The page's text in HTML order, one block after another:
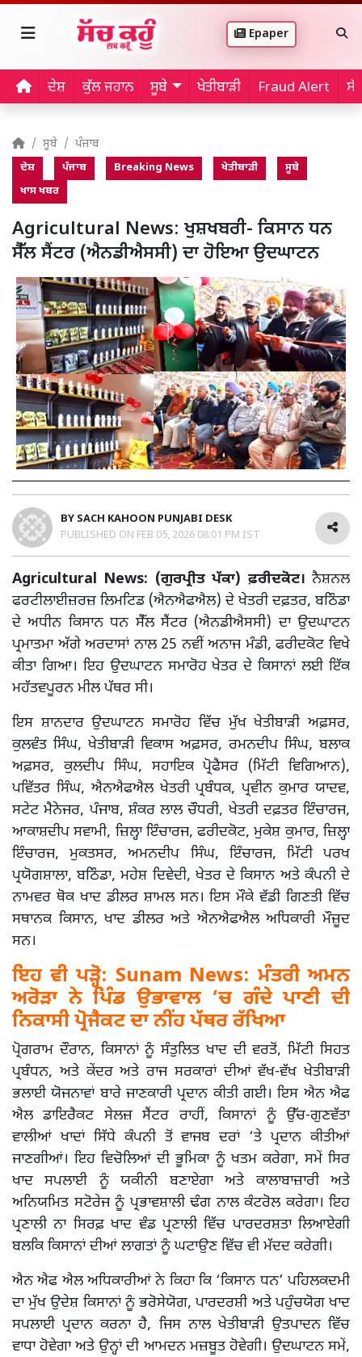
Epaper
ਦੇਸ਼ ਕੁੱਲ ਜਹਾਨ ਸੂਬੇ ਖੇਤੀਬਾੜੀ Fraud Alert
ਸੂਬੇ ਪੰਜਾਬ
ਦੇਸ਼ ਪੰਜਾਬ Breaking News ਖੇਤੀਬਾੜੀ
ਸੂਬੇ
ਖਾਸ ਖਬਰ
Agricultural News: ਖੁਸ਼ਖਬਰੀ- ਕਿਸਾਨ ਧਨ
ਸੈੱਲ ਸੈਂਟਰ (ਐਨਡੀਐਸਸੀ) ਦਾ ਹੋਇਆ ਉਦਘਾਟਨ
BY SACH KAHOON PUNJABI DESK
PUBLISHED ON FEB 05, 2026 08:01 PM IST
Agricultural News: (ਗੁਰਪ੍ਰੀਤ ਪੱਕਾ) ਫ਼ਰੀਦਕੋਟ। ਨੈਸ਼ਨਲ
ਫਰਟੀਲਾਈਜ਼ਰਜ਼ ਲਿਮਟਿਡ (ਐਨਐਫਐਲ) ਦੇ ਖੇਤਰੀ ਦਫ਼ਤਰ, ਬਠਿੰਡਾ
ਦੇ ਅਧੀਨ ਕਿਸਾਨ ਧਨ ਸੈੱਲ ਸੈਂਟਰ (ਐਨਡੀਐਸਸੀ) ਦਾ ਉਦਘਾਟਨ
ਪ੍ਰਮਾਤਮਾ ਅੱਗੇ ਅਰਦਾਸਾਂ ਨਾਲ 25 ਨਵੀਂ ਅਨਾਜ ਮੰਡੀ, ਫਰੀਦਕੋਟ ਵਿਖੇ
ਕੀਤਾ ਗਿਆ। ਇਹ ਉਦਘਾਟਨ ਸਮਾਰੋਹ ਖੇਤਰ ਦੇ ਕਿਸਾਨਾਂ ਲਈ ਇੱਕ
ਮਹੱਤਵਪੂਰਨ ਮੀਲ ਪੱਥਰ ਸੀ।
ਇਸ ਸ਼ਾਨਦਾਰ ਉਦਘਾਟਨ ਸਮਾਰੋਹ ਵਿੱਚ ਮੁੱਖ ਖੇਤੀਬਾੜੀ ਅਫ਼ਸਰ,
ਕੁਲਵੰਤ ਸਿੰਘ, ਖੇਤੀਬਾੜੀ ਵਿਕਾਸ ਅਫ਼ਸਰ, ਰਮਨਦੀਪ ਸਿੰਘ, ਬਲਾਕ
ਅਫ਼ਸਰ, ਕੁਲਦੀਪ ਸਿੰਘ, ਸਹਾਇਕ ਪ੍ਰੋਫੈਸਰ (ਮਿੱਟੀ ਵਿਗਿਆਨ),
ਪਵਿੱਤਰ ਸਿੰਘ, ਐਨਐਫਐਲ ਖੇਤਰੀ ਪ੍ਰਬੰਧਕ, ਪ੍ਰਵੀਨ ਕੁਮਾਰ ਯਾਦਵ,
ਸਟੇਟ ਮੈਨੇਜਰ, ਪੰਜਾਬ, ਸ਼ੰਕਰ ਲਾਲ ਚੌਧਰੀ, ਖੇਤਰੀ ਦਫ਼ਤਰ ਇੰਚਾਰਜ,
ਆਕਾਸ਼ਦੀਪ ਸਵਾਮੀ, ਜ਼ਿਲ੍ਹਾ ਇੰਚਾਰਜ, ਫਰੀਦਕੋਟ, ਮੁਕੇਸ਼ ਕੁਮਾਰ, ਜ਼ਿਲ੍ਹਾ
ਇੰਚਾਰਜ, ਮੁਕਤਸਰ, ਅਮਨਦੀਪ ਸਿੰਘ, ਇੰਚਾਰਜ, ਮਿੱਟੀ ਪਰਖ
ਪ੍ਰਯੋਗਸ਼ਾਲਾ, ਬਠਿੰਡਾ, ਮਹੇਸ਼ ਦਿਵੇਦੀ, ਖੇਤਰ ਦੇ ਕਿਸਾਨ ਅਤੇ ਕੰਪਨੀ ਦੇ
ਨਾਮਵਰ ਥੋਕ ਖਾਦ ਡੀਲਰ ਸ਼ਾਮਲ ਸਨ। ਇਸ ਮੌਕੇ ਵੱਡੀ ਗਿਣਤੀ ਵਿੱਚ
ਸਥਾਨਕ ਕਿਸਾਨ, ਖਾਦ ਡੀਲਰ ਅਤੇ ਐਨਐਫਐਲ ਅਧਿਕਾਰੀ ਮੌਜ਼ੂਦ
ਸਨ।
ਇਹ ਵੀ ਪੜ੍ਹੋ: Sunam News: ਮੰਤਰੀ ਅਮਨ
ਅਰੋੜਾ ਨੇ ਪਿੰਡ ਉਭਾਵਾਲ ’ਚ ਗੰਦੇ ਪਾਣੀ ਦੀ
ਨਿਕਾਸੀ ਪ੍ਰੋਜੈਕਟ ਦਾ ਨੀਂਹ ਪੱਥਰ ਰੱਖਿਆ
ਪ੍ਰੋਗਰਾਮ ਦੌਰਾਨ, ਕਿਸਾਨਾਂ ਨੂੰ ਸੰਤੁਲਿਤ ਖਾਦ ਦੀ ਵਰਤੋਂ, ਮਿੱਟੀ ਸਿਹਤ
ਪ੍ਰਬੰਧਨ, ਅਤੇ ਕੇਂਦਰ ਅਤੇ ਰਾਜ ਸਰਕਾਰਾਂ ਦੀਆਂ ਵੱਖ-ਵੱਖ ਖੇਤੀਬਾੜੀ
ਭਲਾਈ ਯੋਜਨਾਵਾਂ ਬਾਰੇ ਜਾਣਕਾਰੀ ਪ੍ਰਦਾਨ ਕੀਤੀ ਗਈ। ਇਸ ਐਨ ਐਫ
ਐਲ ਡਾਇਰੈਕਟ ਸੇਲਜ਼ ਸੈਂਟਰ ਰਾਹੀਂ, ਕਿਸਾਨਾਂ ਨੂੰ ਉੱਚ-ਗੁਣਵੱਤਾ
ਵਾਲੀਆਂ ਖਾਦਾਂ ਸਿੱਧੇ ਕੰਪਨੀ ਤੋਂ ਵਾਜਬ ਦਰਾਂ ‘ਤੇ ਪ੍ਰਦਾਨ ਕੀਤੀਆਂ
ਜਾਣਗੀਆਂ। ਇਹ ਵਿਚੋਲਿਆਂ ਦੀ ਭੂਮਿਕਾ ਨੂੰ ਖਤਮ ਕਰੇਗਾ, ਸਮੇਂ ਸਿਰ
ਖਾਦ ਸਪਲਾਈ ਨੂੰ ਯਕੀਨੀ ਬਣਾਏਗਾ ਅਤੇ ਕਾਲਾਬਾਜ਼ਾਰੀ ਅਤੇ
ਅਨਿਯਮਿਤ ਸਟੋਰੇਜ ਨੂੰ ਪ੍ਰਭਾਵਸ਼ਾਲੀ ਢੰਗ ਨਾਲ ਕੰਟਰੋਲ ਕਰੇਗਾ। ਇਹ
ਪ੍ਰਣਾਲੀ ਨਾ ਸਿਰਫ਼ ਖਾਦ ਵੰਡ ਪ੍ਰਣਾਲੀ ਵਿੱਚ ਪਾਰਦਰਸ਼ਤਾ ਲਿਆਏਗੀ
ਬਲਕਿ ਕਿਸਾਨਾਂ ਦੀਆਂ ਲਾਗਤਾਂ ਨੂੰ ਘਟਾਉਣ ਵਿੱਚ ਵੀ ਮੱਦਦ ਕਰੇਗੀ।
ਐਨ ਐਫ ਐਲ ਅਧਿਕਾਰੀਆਂ ਨੇ ਕਿਹਾ ਕਿ ‘ਕਿਸਾਨ ਧਨ’ ਪਹਿਲਕਦਮੀ
ਦਾ ਮੁੱਖ ਉਦੇਸ਼ ਕਿਸਾਨਾਂ ਨੂੰ ਭਰੋਸੇਯੋਗ, ਪਾਰਦਰਸ਼ੀ ਅਤੇ ਪਹੁੰਚਯੋਗ ਖਾਦ
ਸਪਲਾਈ ਪ੍ਰਦਾਨ ਕਰਨਾ ਹੈ, ਜਿਸ ਨਾਲ ਖੇਤੀਬਾੜੀ ਉਤਪਾਦਨ ਵਿੱਚ
ਵਾਧਾ ਹੋਵੇਗਾ ਅਤੇ ਉਨ੍ਹਾਂ ਦੀ ਆਮਦਨ ਮਜ਼ਬੂਤ ​​ਹੋਵੇਗੀ। ਉਦਘਾਟਨ ਸਮੇਂ,